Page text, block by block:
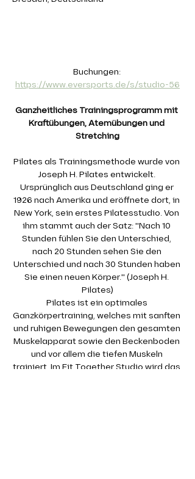
Buchungen:
https://www.eversports.de/s/studio-56
Ganzheitliches Trainingsprogramm mit
Kraftübungen, Atemübungen und
Stretching
Pilates als Trainingsmethode wurde von
Joseph H. Pilates entwickelt.
Ursprünglich aus Deutschland ging er
1926 nach Amerika und eröffnete dort, in
New York, sein erstes Pilatesstudio. Von
ihm stammt auch der Satz: "Nach 10
Stunden fühlen Sie den Unterschied,
nach 20 Stunden sehen Sie den
Unterschied und nach 30 Stunden haben
Sie einen neuen Körper." (Joseph H.
Pilates)
Pilates ist ein optimales
Ganzkörpertraining, welches mit sanften
und ruhigen Bewegungen den gesamten
Muskelapparat sowie den Beckenboden
und vor allem die tiefen Muskeln
trainiert. Im Fit Together Studio wird das